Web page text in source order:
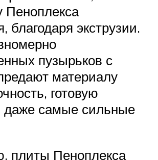
Пеноплекса
благодаря экструзии.
пузырьков с
материалу
готовую
даже самые сильные
плиты Пеноплекса